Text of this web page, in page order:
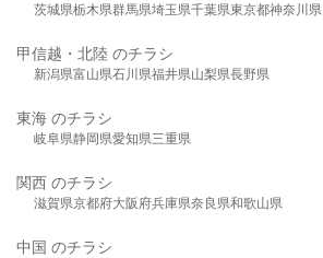
茨城県栃木県群馬県埼玉県千葉県東京都神奈川県
甲信越・北陸 のチラシ
新潟県富山県石川県福井県山梨県長野県
東海 のチラシ
岐阜県静岡県愛知県三重県
関西 のチラシ
滋賀県京都府大阪府兵庫県奈良県和歌山県
中国 のチラシ